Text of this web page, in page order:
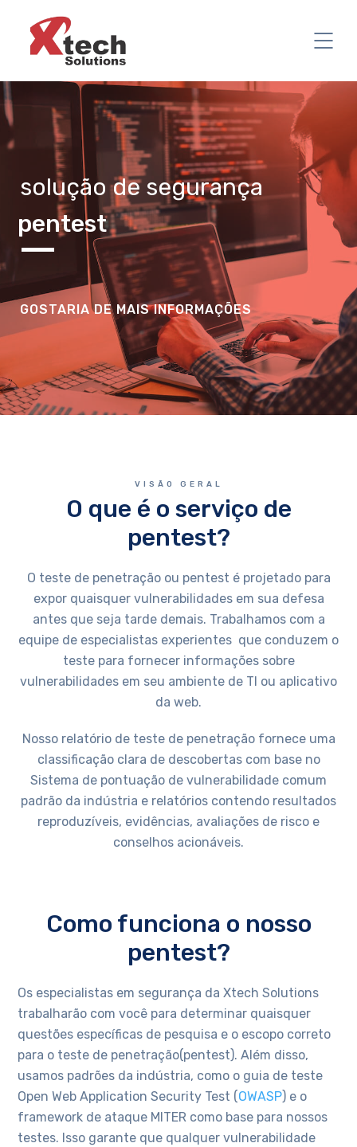
solução de segurança
pentest
GOSTARIA DE MAIS INFORMAÇÕES
VISÃO GERAL
O que é o serviço de
pentest?
O teste de penetração ou pentest é projetado para
expor quaisquer vulnerabilidades em sua defesa
antes que seja tarde demais. Trabalhamos com a
equipe de especialistas experientes que conduzem o
teste para fornecer informações sobre
vulnerabilidades em seu ambiente de TI ou aplicativo
da web.
Nosso relatório de teste de penetração fornece uma
classificação clara de descobertas com base no
Sistema de pontuação de vulnerabilidade comum
padrão da indústria e relatórios contendo resultados
reproduzíveis, evidências, avaliações de risco e
conselhos acionáveis.
Como funciona o nosso
pentest?
Os especialistas em segurança da Xtech Solutions
trabalharão com você para determinar quaisquer
questões específicas de pesquisa e o escopo correto
para o teste de penetração(pentest). Além disso,
usamos padrões da indústria, como o guia de teste
Open Web Application Security Test ( OWASP) e o
framework de ataque MITER como base para nossos
testes. Isso garante que qualquer vulnerabilidade